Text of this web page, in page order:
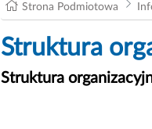
Strona Podmiotowa
Struktura
Struktura